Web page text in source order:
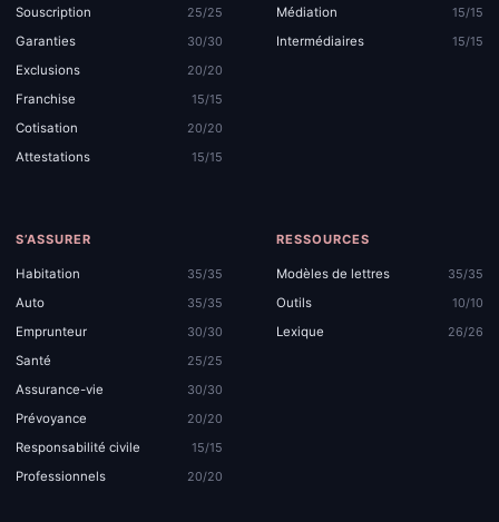
Souscription
25/25
Garanties
30/30
Exclusions
20/20
Franchise
15/15
Cotisation
20/20
Attestations
15/15
Médiation
15/15
Intermédiaires
15/15
S’ASSURER
Habitation
35/35
Auto
35/35
Emprunteur
30/30
Santé
25/25
Assurance-vie
30/30
Prévoyance
20/20
Responsabilité civile
15/15
Professionnels
20/20
RESSOURCES
Modèles de lettres
35/35
Outils
10/10
Lexique
26/26